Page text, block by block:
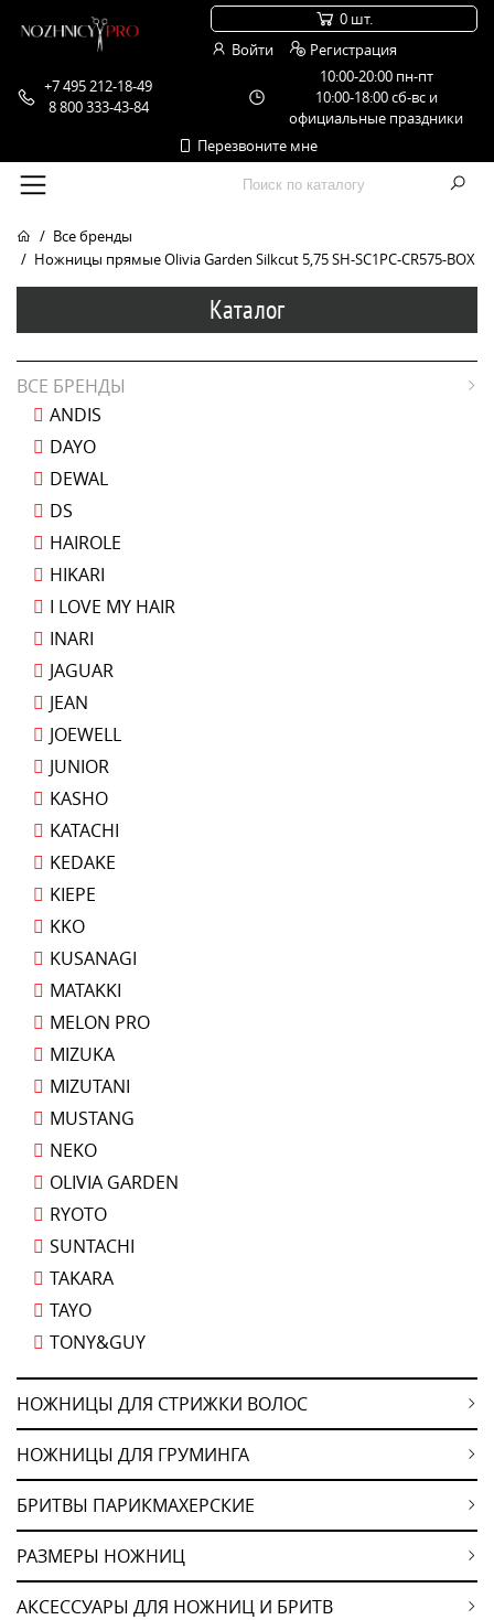
+7 495 212-18-49
8 800 333-43-84
10:00-20:00 пн-пт
10:00-18:00 сб-вс и
официальные праздники
Перезвоните мне
0 шт.
Войти
Регистрация
Все бренды
Ножницы прямые Olivia Garden Silkcut 5,75 SH-SC1PC-CR575-BOX
Каталог
ВСЕ БРЕНДЫ
ANDIS
DAYO
DEWAL
DS
HAIROLE
HIKARI
I LOVE MY HAIR
INARI
JAGUAR
JEAN
JOEWELL
JUNIOR
KASHO
KATACHI
KEDAKE
KIEPE
KKO
KUSANAGI
MATAKKI
MELON PRO
MIZUKA
MIZUTANI
MUSTANG
NEKO
OLIVIA GARDEN
RYOTO
SUNTACHI
TAKARA
TAYO
TONY&GUY
НОЖНИЦЫ ДЛЯ СТРИЖКИ ВОЛОС
НОЖНИЦЫ ДЛЯ ГРУМИНГА
БРИТВЫ ПАРИКМАХЕРСКИЕ
РАЗМЕРЫ НОЖНИЦ
АКСЕССУАРЫ ДЛЯ НОЖНИЦ И БРИТВ